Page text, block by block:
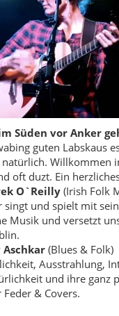
Süden vor Anker
guten Labskaus
natürlich. Willkommen
oft duzt. Ein
O`Reilly (Irish Folk
singt und spielt mit
Musik und versetzt
Aschkar (Blues & Folk)
Ausstrahlung,
und ihre ganz
Feder & Covers.